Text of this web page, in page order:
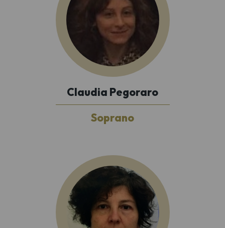
Claudia Pegoraro
Soprano